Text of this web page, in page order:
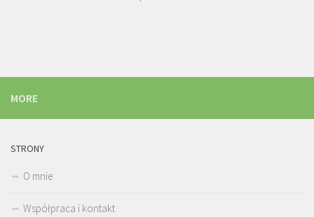
MORE
STRONY
O mnie
Współpraca i kontakt